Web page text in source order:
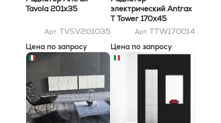
Tavola 201x35
Арт. TVSV201035
Цена по запросу
электрический Antrax
T Tower 170x45
Арт. TTW170014
Цена по запросу